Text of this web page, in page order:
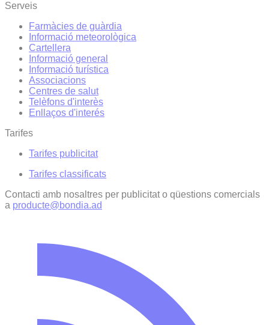
Serveis
Farmàcies de guàrdia
Informació meteorològica
Cartellera
Informació general
Informació turística
Associacions
Centres de salut
Telèfons d'interès
Enllaços d'interés
Tarifes
Tarifes publicitat
Tarifes classificats
Contacti amb nosaltres per publicitat o qüestions comercials
a producte@bondia.ad